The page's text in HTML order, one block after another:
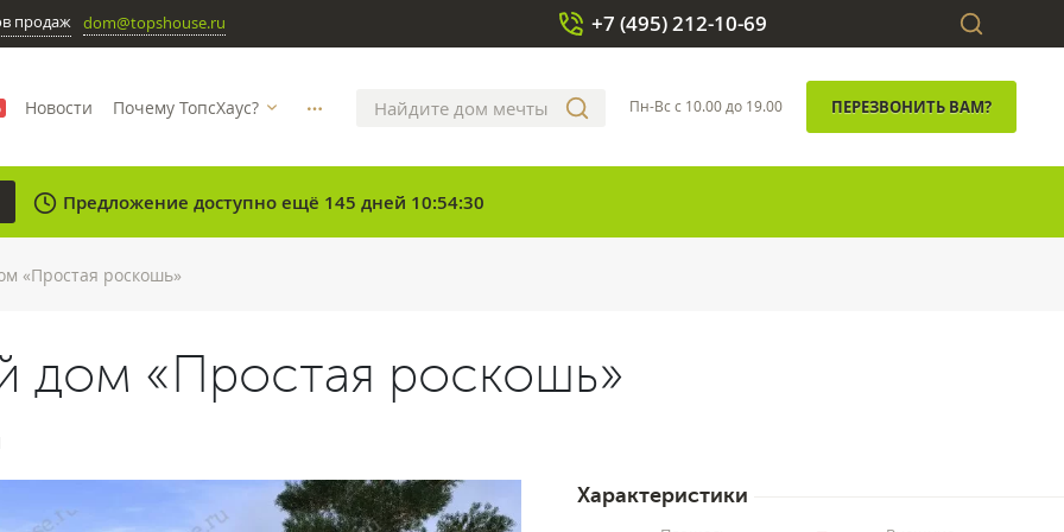
продаж dom@topshouse.ru
Новости Почему ТопсХаус? more_horizontal
+7 (495) 212-10-69
Пн-Вс с 10.00 до 19.00 ПЕРЕЗВОНИТЬ ВАМ?
clock Предложение доступно ещё 145 дней 10:54:30
«Простая роскошь»
дом «Простая роскошь»
Характеристики